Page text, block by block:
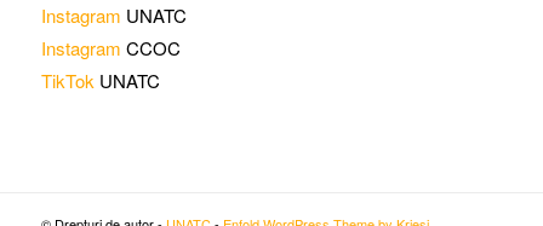
Instagram UNATC
Instagram CCOC
TikTokUNATC